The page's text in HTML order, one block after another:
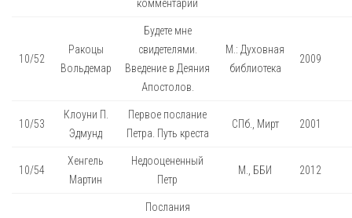
комментарий
10/52
Ракоцы
Вольдемар
Будете мне
свидетелями.
Введение в Деяния
Апостолов.
М.: Духовная
библиотека
2009
10/53
Клоуни П.
Эдмунд
Первое послание
Петра. Путь креста
СПб., Мирт 2001
10/54
Хенгель
Мартин
Недооцененный
Петр
М., ББИ 2012
Послания